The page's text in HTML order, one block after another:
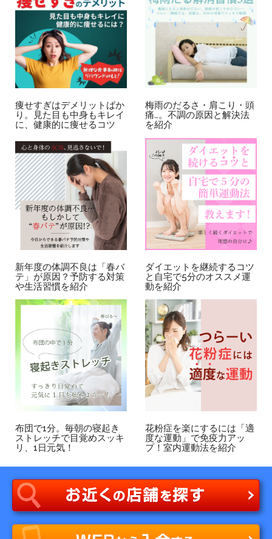
痩せすぎはデメリットばか
り。見た目も中身もキレイ
に、健康的に痩せるコツ
梅雨のだるさ・肩こり・頭
痛…。不調の原因と解決法
を紹介
新年度の体調不良は「春バ
テ」が原因？予防する対策
や生活習慣を紹介
ダイエットを継続するコツ
と自宅で5分のオススメ運
動を紹介
布団で1分。毎朝の寝起き
ストレッチで目覚めスッキ
リ、1日元気！
花粉症を楽にするには「適
度な運動」で免疫力アッ
プ！室内運動法を紹介